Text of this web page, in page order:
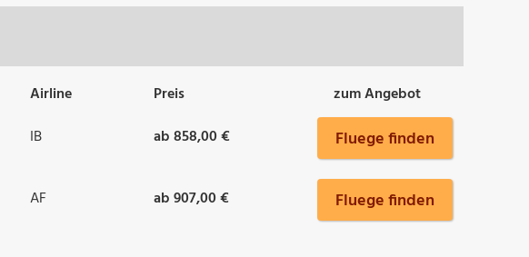
Airline Preis
zum Angebot
IB ab 858,00 € Fluege finden
AF ab 907,00 € Fluege finden